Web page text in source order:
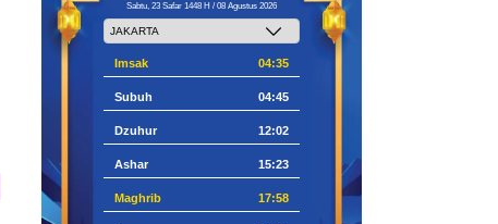
Sabtu, 23 Safar 1448 H / 08 Agustus 2026
Imsak 04:35
Subuh 04:45
Dzuhur 12:02
Ashar 15:23
Maghrib 17:58